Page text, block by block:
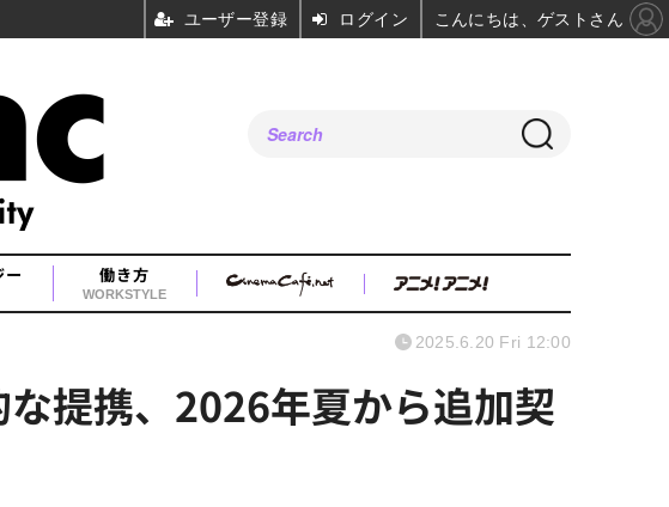
ー 働き方
WORKSTYLE
提携、2026年夏から追加契
2025.6.20 Fri 12:00
ユーザー登録 ログイン こんにちは、ゲストさん